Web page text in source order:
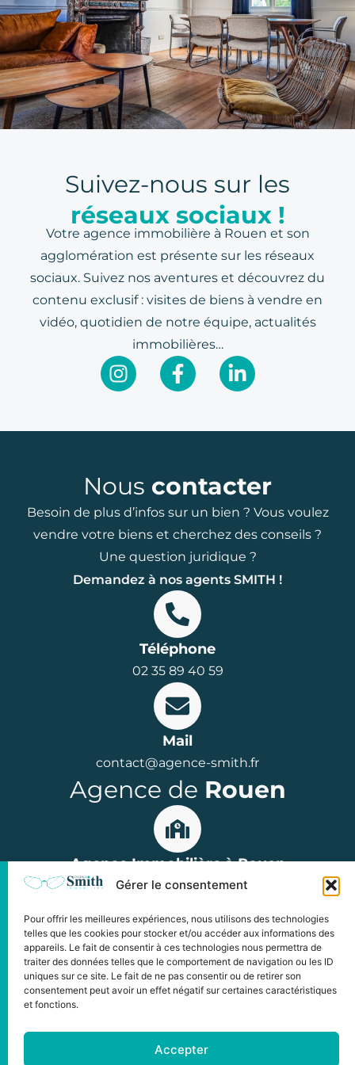
Gérer le consentement
Pour offrir les meilleures expériences, nous utilisons des technologies
telles que les cookies pour stocker et/ou accéder aux informations des
appareils. Le fait de consentir à ces technologies nous permettra de
traiter des données telles que le comportement de navigation ou les ID
uniques sur ce site. Le fait de ne pas consentir ou de retirer son
consentement peut avoir un effet négatif sur certaines caractéristiques
et fonctions.
Accepter
Suivez-nous sur les
réseaux sociaux !
Votre agence immobilière à Rouen et son
agglomération est présente sur les réseaux
sociaux. Suivez nos aventures et découvrez du
contenu exclusif : visites de biens à vendre en
vidéo, quotidien de notre équipe, actualités
immobilières…
Nous contacter
Besoin de plus d’infos sur un bien ? Vous voulez
vendre votre biens et cherchez des conseils ?
Une question juridique ?
Demandez à nos agents SMITH !
Téléphone
02 35 89 40 59
Mail
contact@agence-smith.fr
Agence de Rouen
Agence Immobilière à Rouen
15 rue Jean Lecanuet, 76000 Rouen
Horaires : du lundi au vendredi
de 9h à 12h et de 14h à 18h00
©2024 Copyright L'Agence Smith